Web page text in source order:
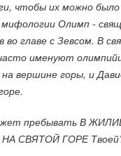
чтобы их можно
мифологии Олимп -
во главе с Зевсом. В
часто именуют
вершине горы, и
пребывать В
СВЯТОЙ ГОРЕ